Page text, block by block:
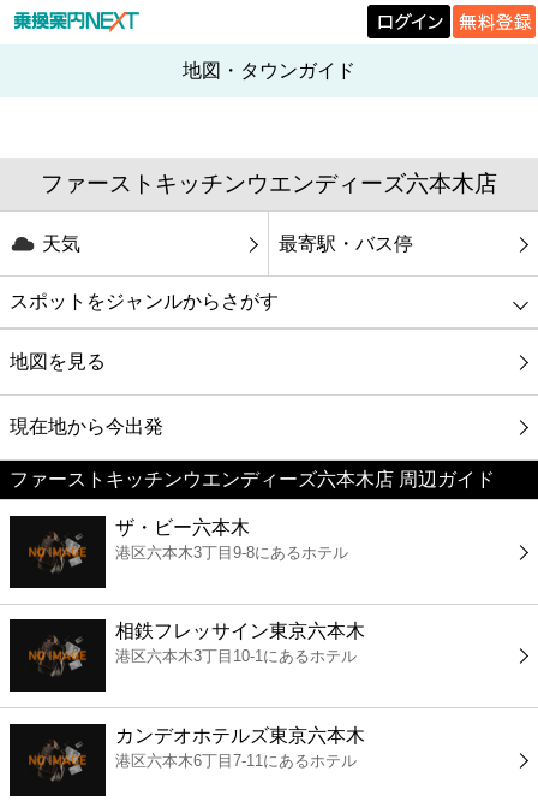
地図・タウンガイド
ファーストキッチンウエンディーズ六本木店
天気 最寄駅・バス停
スポットをジャンルからさがす
グルメ
映画
美容
コンビニ
薬局
スーパー
エンタメ
地図を見る
現在地から今出発
ファーストキッチンウエンディーズ六本木店 周辺ガイド
ザ・ビー六本木
港区六本木3丁目9-8にあるホテル
相鉄フレッサイン東京六本木
港区六本木3丁目10-1にあるホテル
カンデオホテルズ東京六本木
港区六本木6丁目7-11にあるホテル